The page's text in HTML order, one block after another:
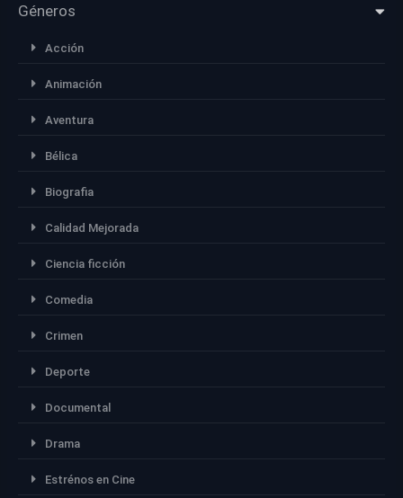
Géneros
Acción
Animación
Aventura
Bélica
Biografia
Calidad Mejorada
Ciencia ficción
Comedia
Crimen
Deporte
Documental
Drama
Estrénos en Cine